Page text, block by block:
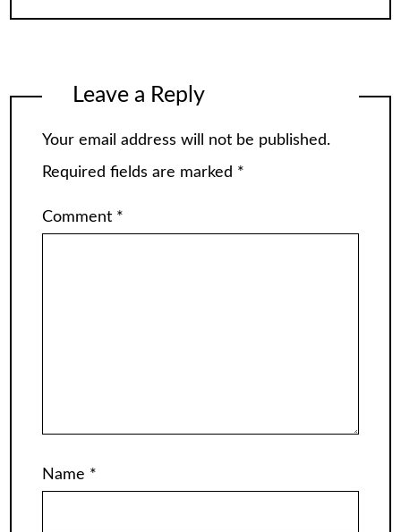
Leave a Reply
Your email address will not be published.
Required fields are marked *
Comment *
Name *